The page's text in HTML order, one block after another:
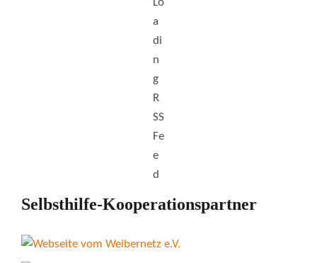
Selbsthilfe-Kooperationspartner